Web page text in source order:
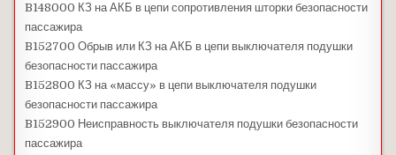
B148000 КЗ на АКБ в цепи сопротивления шторки безопасности
пассажира
B152700 Обрыв или КЗ на АКБ в цепи выключателя подушки
безопасности пассажира
B152800 КЗ на «массу» в цепи выключателя подушки
безопасности пассажира
B152900 Неисправность выключателя подушки безопасности
пассажира